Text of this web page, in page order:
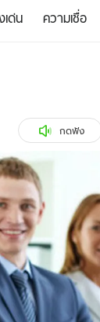
ลฟ์สไตล์
รถยนต์
ขภาพ
ที่ยว-กิน
Thailand
Choice
ด่น ความเชื่อ
กดฟัง